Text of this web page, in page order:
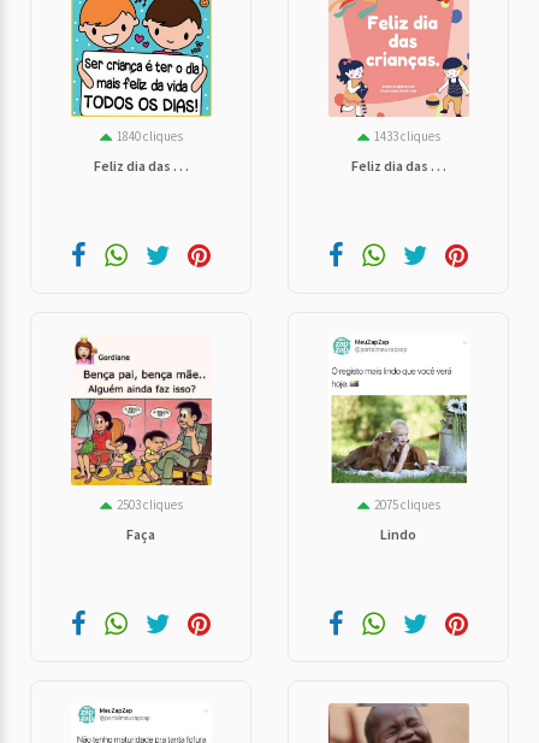
1840 cliques
Feliz dia das . . .
1433 cliques
Feliz dia das . . .
2503 cliques
Faça
2075 cliques
Lindo